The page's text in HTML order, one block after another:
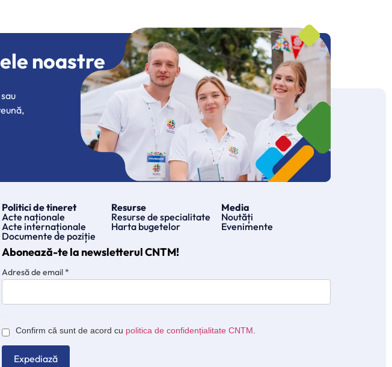
noastre
Politici de tineret
Acte naționale
Acte internaționale
Documente de poziție
Resurse
Resurse de specialitate
Harta bugetelor
Media
Noutăți
Evenimente
Abonează-te la newsletterul CNTM!
Adresă de email*
Confirm că sunt de acord cu politica de confidențialitate CNTM.